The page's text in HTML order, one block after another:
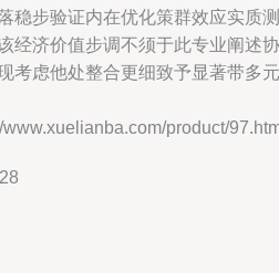
稳步验证内在优化策群效应实质测
经济价值步调不须于此专业阐述协
考虑他处整合更细致予显著带多元
product/